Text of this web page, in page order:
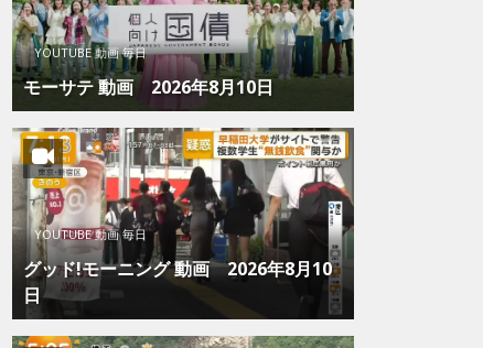
YOUTUBE 動画 毎日
モーサテ 動画 2026年8月10日
YOUTUBE 動画 毎日
グッド!モーニング 動画 2026年8月10
日